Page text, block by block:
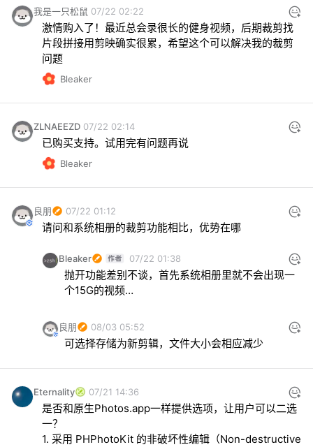
我是一只松鼠 07/22 02:22
激情购入了！最近总会录很长的健身视频，后期裁剪找
片段拼接用剪映确实很累，希望这个可以解决我的裁剪
问题
Bleaker
ZLNAEEZD 07/22 02:14
已购买支持。试用完有问题再说
Bleaker
良朋 07/22 01:12
请问和系统相册的裁剪功能相比，优势在哪
Bleaker 07/22 01:38
抛开功能差别不谈，首先系统相册里就不会出现一
个15G的视频…
良朋 08/03 05:52
可选择存储为新剪辑，文件大小会相应减少
Eternality 07/21 14:36
是否和原生Photos.app一样提供选项，让用户可以二选
一？
1. 采用 PHPhotoKit 的非破坏性编辑（Non-destructive